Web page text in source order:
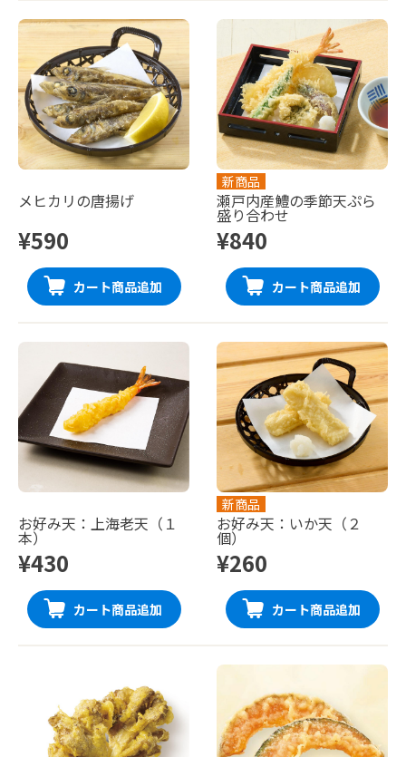
メヒカリの唐揚げ
¥590
カート商品追加
新商品
瀬戸内産鱧の季節天ぷら
盛り合わせ
¥840
カート商品追加
お好み天：上海老天（１
本）
¥430
カート商品追加
新商品
お好み天：いか天（２
個）
¥260
カート商品追加